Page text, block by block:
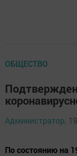
ОБЩЕСТВО
Администратор,
По состоянию на